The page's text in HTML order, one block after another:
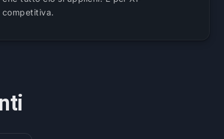
competitiva.